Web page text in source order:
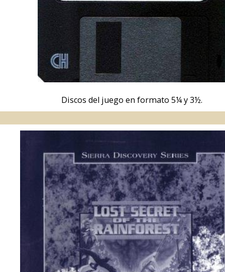
Manual del juego.